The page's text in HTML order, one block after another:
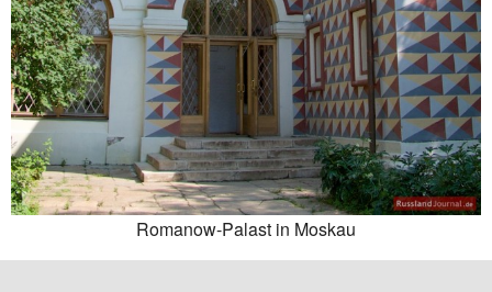
Romanow-Palast in Moskau